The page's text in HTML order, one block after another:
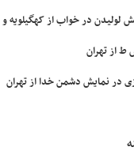
لولیدن در خواب از کهگیلویه
ط از تهران
در نمایش دشمن خدا از تهران